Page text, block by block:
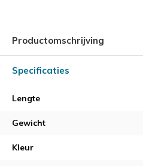
Productomschrijving
Specificaties
Lengte
Gewicht
Kleur